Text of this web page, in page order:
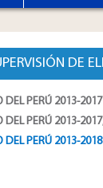
DE
DEL PERÚ 2013-2017
DEL PERÚ 2013-2017
DEL PERÚ 2013-2018